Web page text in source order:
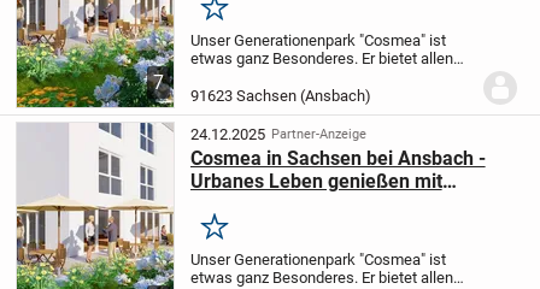
7
Merken
Unser Generationenpark "Cosmea" ist
etwas ganz Besonderes. Er bietet allen
selbstbestimmtes Leben brauchen, egal
ob zu zweit oder alleine.Moderne und
gelungene Wohnungsgru...
91623 Sachsen (Ansbach)
24.12.2025 Partner-Anzeige
Cosmea in Sachsen bei Ansbach -
Urbanes Leben genießen mit
Merken
Unser Generationenpark "Cosmea" ist
etwas ganz Besonderes. Er bietet allen